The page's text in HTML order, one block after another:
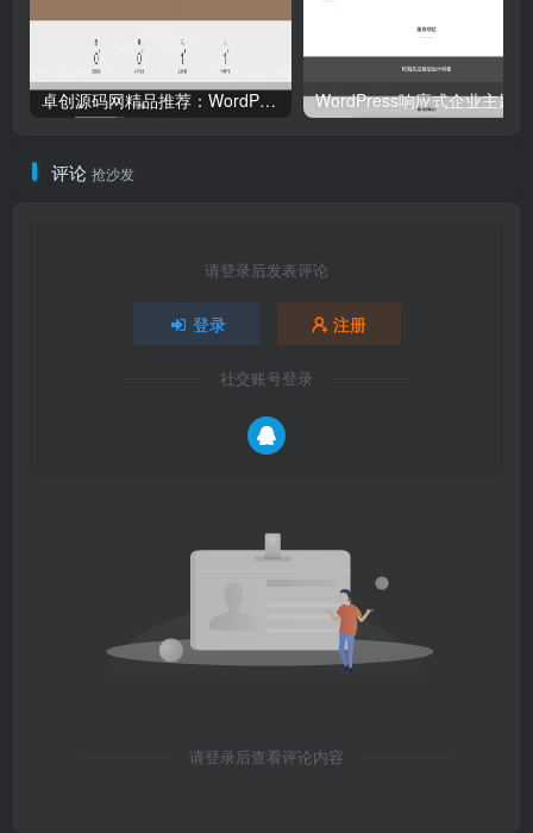
卓创源码网精品推荐：WordPress资源站主题源码（集成Erphpdown）｜多级VIP体系+分类付费+免签支付｜完美适配图库/视频库/资源库搭建！
评论 抢沙发
请登录后发表评论
登录 注册
社交账号登录
请登录后查看评论内容